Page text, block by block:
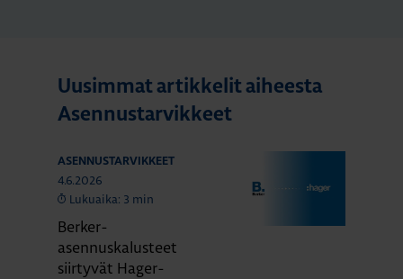
Uusimmat artikkelit aiheesta
Asennustarvikkeet
ASENNUSTARVIKKEET
4.6.2026
Lukuaika: 3 min
Berker-
asennuskalusteet
siirtyvät Hager-